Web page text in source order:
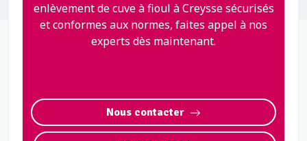
enlèvement de cuve à fioul à Creysse sécurisés
et conformes aux normes, faites appel à nos
experts dès maintenant.
Nous contacter